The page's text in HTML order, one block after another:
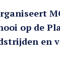
op de
en